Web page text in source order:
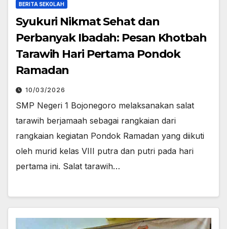
BERITA SEKOLAH
Syukuri Nikmat Sehat dan
Perbanyak Ibadah: Pesan Khotbah
Tarawih Hari Pertama Pondok
Ramadan
10/03/2026
SMP Negeri 1 Bojonegoro melaksanakan salat
tarawih berjamaah sebagai rangkaian dari
rangkaian kegiatan Pondok Ramadan yang diikuti
oleh murid kelas VIII putra dan putri pada hari
pertama ini. Salat tarawih…